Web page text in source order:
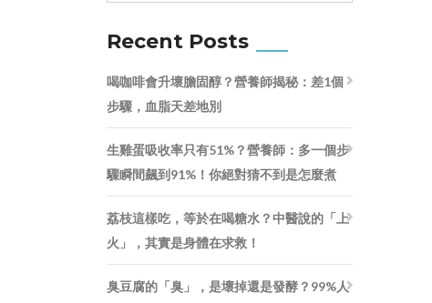
Recent Posts
喝咖啡會升壞膽固醇？營養師揭秘：差1個
步驟，血脂天差地別
生雞蛋吸收率只有51%？營養師：多一個步
驟瞬間飆到91%！你絕對猜不到是怎麼煮
荔枝這樣吃，等於在喝糖水？中醫說的「上
火」，其實是身體在求救！
臭豆腐的「臭」，是壞掉還是發酵？99%人